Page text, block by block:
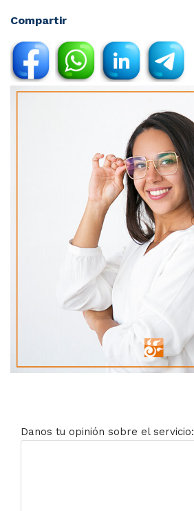
Compartir
Danos tu opinión sobre el servicio: